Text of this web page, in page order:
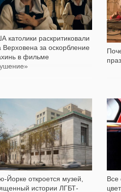
католики раскритиковали
Верховена за оскорбление
в фильме
Йорке откроется музей,
истории ЛГБТ-
Все